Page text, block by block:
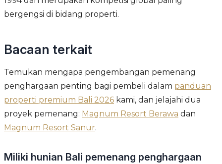
bergengsi di bidang properti.
Bacaan terkait
Temukan mengapa pengembangan pemenang
penghargaan penting bagi pembeli dalam panduan
properti premium Bali 2026 kami, dan jelajahi dua
proyek pemenang: Magnum Resort Berawa dan
Magnum Resort Sanur.
Miliki hunian Bali pemenang penghargaan